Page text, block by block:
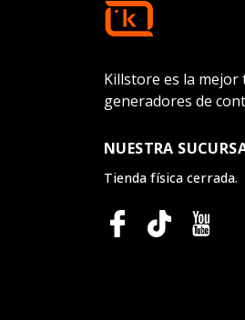
Killstore es la
generadores de
NUESTRA
Tienda física cerrada.